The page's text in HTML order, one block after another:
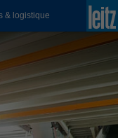
& logistique